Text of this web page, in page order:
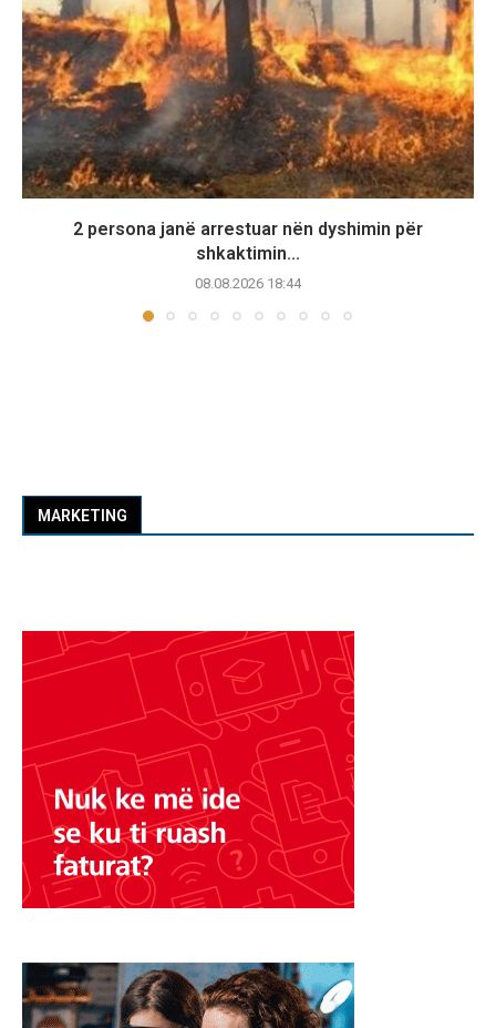
2 persona janë arrestuar nën dyshimin për
shkaktimin...
08.08.2026 18:44
MARKETING